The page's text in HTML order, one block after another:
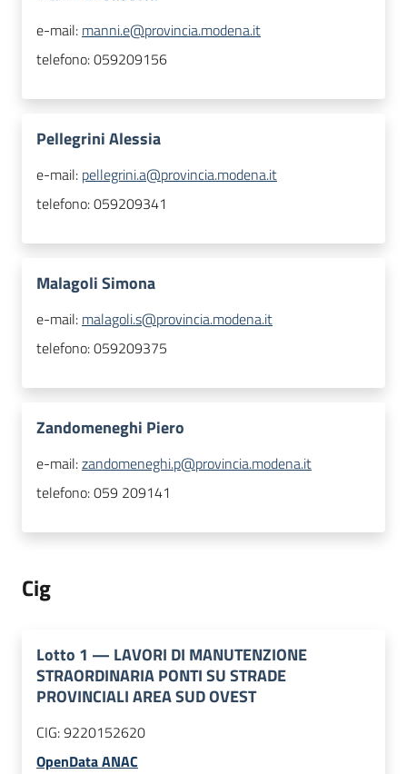
e-mail: manni.e@provincia.modena.it
telefono:059209156
Pellegrini Alessia
e-mail: pellegrini.a@provincia.modena.it
telefono:059209341
Malagoli Simona
e-mail: malagoli.s@provincia.modena.it
telefono:059209375
Zandomeneghi Piero
e-mail:zandomeneghi.p@provincia.modena.it
telefono:059 209141
Cig
Lotto 1 — LAVORI DI MANUTENZIONE
STRAORDINARIA PONTI SU STRADE
PROVINCIALI AREA SUD OVEST
CIG:9220152620
OpenData ANAC